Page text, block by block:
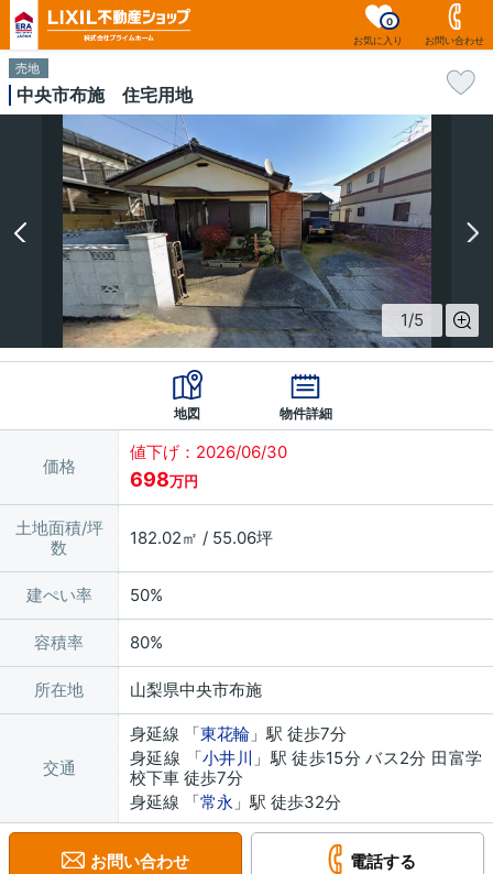
お気に入り
0
お問い合わせ
売地
中央市布施 住宅用地
1/5
地図 物件詳細
価格
値下げ：2026/06/30
698万円
土地面積/坪
数
182.02㎡ / 55.06坪
建ぺい率 50%
容積率 80%
所在地 山梨県中央市布施
交通
身延線 「東花輪 」駅 徒歩7分
身延線 「小井川 」駅 徒歩15分 バス2分 田富学
校下車 徒歩7分
身延線 「常永 」駅 徒歩32分
お問い合わせ 電話する